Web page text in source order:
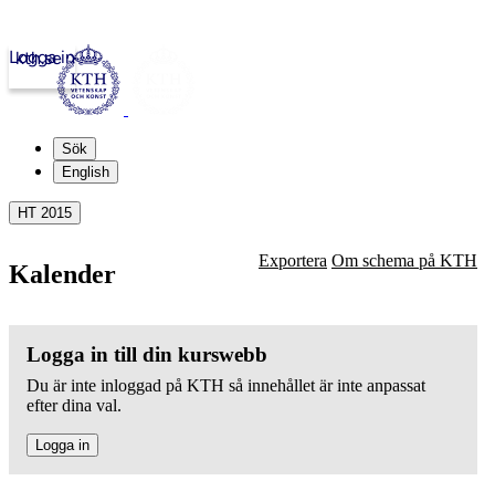
kth.se
Logga in
Sök
English
HT 2015
Kalender Exportera Om schema på KTH
Logga in till din kurswebb
Du är inte inloggad på KTH så innehållet är inte anpassat
efter dina val.
Logga in